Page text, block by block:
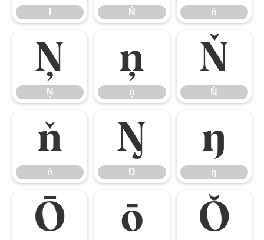
ł Ń ń
Ņ
Ņ
ņ
ņ
Ň
Ň
ň
ň
Ŋ
Ŋ
ŋ
ŋ
Ō ō Ŏ